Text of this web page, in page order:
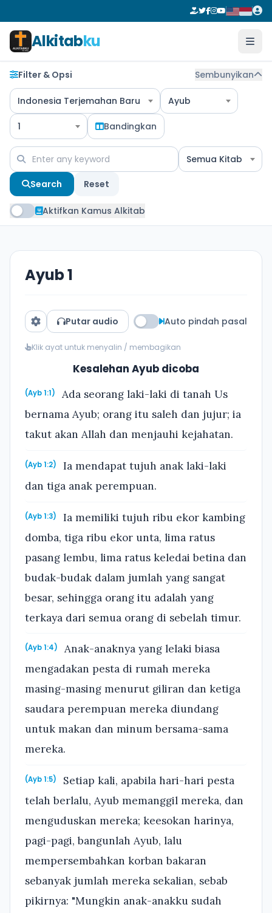
Alkitabku
Filter & Opsi Sembunyikan
Indonesia Terjemahan Baru Ayub
1 Bandingkan
Semua Kitab
Search Reset
Aktifkan Kamus Alkitab
Ayub 1
Putar audio Auto pindah pasal
Klik ayat untuk menyalin / membagikan
Kesalehan Ayub dicoba
(Ayb 1:1)
Ada seorang laki-laki di tanah Us
bernama Ayub; orang itu saleh dan jujur; ia
takut akan Allah dan menjauhi kejahatan.
(Ayb 1:2)
Ia mendapat tujuh anak laki-laki
dan tiga anak perempuan.
(Ayb 1:3)
Ia memiliki tujuh ribu ekor kambing
domba, tiga ribu ekor unta, lima ratus
pasang lembu, lima ratus keledai betina dan
budak-budak dalam jumlah yang sangat
besar, sehingga orang itu adalah yang
terkaya dari semua orang di sebelah timur.
(Ayb 1:4)
Anak-anaknya yang lelaki biasa
mengadakan pesta di rumah mereka
masing-masing menurut giliran dan ketiga
saudara perempuan mereka diundang
untuk makan dan minum bersama-sama
mereka.
(Ayb 1:5)
Setiap kali, apabila hari-hari pesta
telah berlalu, Ayub memanggil mereka, dan
menguduskan mereka; keesokan harinya,
pagi-pagi, bangunlah Ayub, lalu
mempersembahkan korban bakaran
sebanyak jumlah mereka sekalian, sebab
pikirnya: "Mungkin anak-anakku sudah